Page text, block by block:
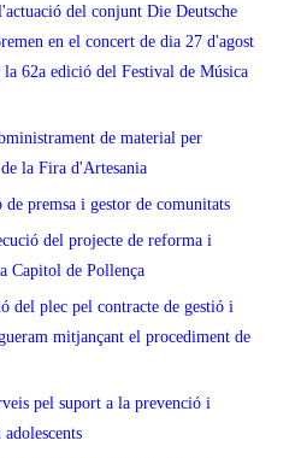
del conjunt Die Deutsche
en el concert de dia 27 d'agost
62a edició del Festival de Música
de material per
la Fira d'Artesania
de premsa i gestor de comunitats
del projecte de reforma i
Capitol de Pollença
del plec pel contracte de gestió i
mitjançant el procediment de
pel suport a la prevenció i